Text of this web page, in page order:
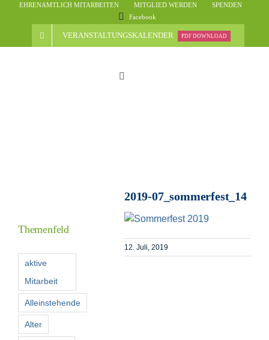
EHRENAMTLICH MITARBEITEN MITGLIED WERDEN
SPENDEN
Facebook
VERANSTALTUNGSKALENDER PDF DOWNLOAD
Toggle
2019-07_sommerfest_14
12. Juli, 2019
Themenfeld
aktive
Mitarbeit
Alleinstehende
Alter